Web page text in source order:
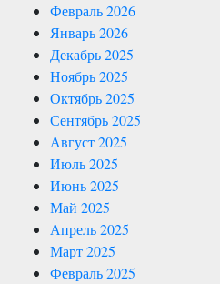
Февраль 2026
Январь 2026
Декабрь 2025
Ноябрь 2025
Октябрь 2025
Сентябрь 2025
Август 2025
Июль 2025
Июнь 2025
Май 2025
Апрель 2025
Март 2025
Февраль 2025